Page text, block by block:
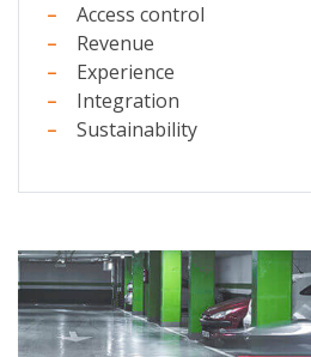
Access control
Revenue
Experience
Integration
Sustainability